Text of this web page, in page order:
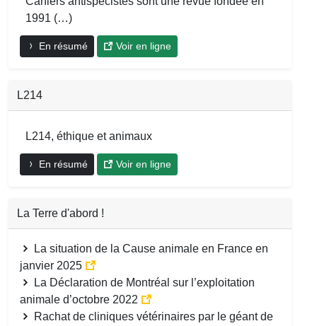
1991 (…)
En résumé Voir en ligne
L214
L214, éthique et animaux
En résumé Voir en ligne
La Terre d'abord !
La situation de la Cause animale en France en
janvier 2025
La Déclaration de Montréal sur l’exploitation
animale d’octobre 2022
Rachat de cliniques vétérinaires par le géant de